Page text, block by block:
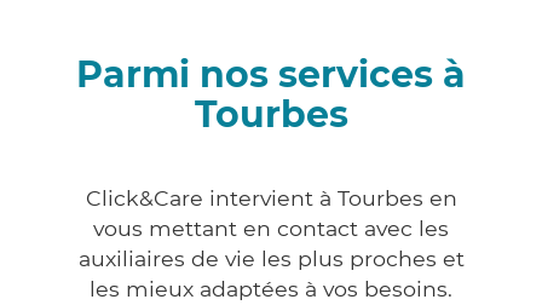
Parmi nos services à
Tourbes
Click&Care intervient à Tourbes en
vous mettant en contact avec les
auxiliaires de vie les plus proches et
les mieux adaptées à vos besoins.